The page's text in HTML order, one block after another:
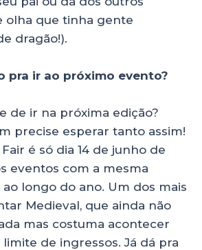
olha que tinha gente
dragão!).
pra ir ao próximo evento?
de ir na próxima edição?
precise esperar tanto assim!
é só dia 14 de junho de
eventos com a mesma
longo do ano. Um dos mais
Medieval, que ainda não
mas costuma acontecer
de ingressos. Já dá pra